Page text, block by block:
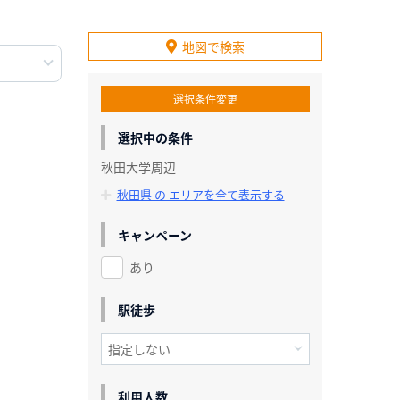
地図で検索
選択条件変更
選択中の条件
秋田大学周辺
秋田県 の エリアを全て表示する
キャンペーン
あり
駅徒歩
利用人数